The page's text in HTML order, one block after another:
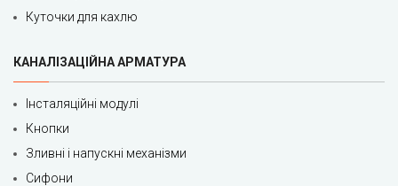
Куточки для кахлю
КАНАЛІЗАЦІЙНА АРМАТУРА
Інсталяційні модулі
Кнопки
Зливні і напускні механізми
Сифони